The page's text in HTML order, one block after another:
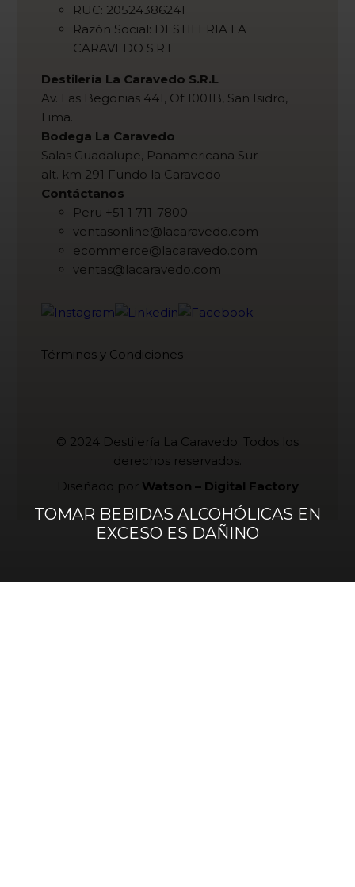
RUC: 20524386241
Razón Social: DESTILERIA LA
CARAVEDO S.R.L
Destilería La Caravedo S.R.L
Av. Las Begonias 441, Of 1001B, San Isidro,
Lima.
Bodega La Caravedo
Salas Guadalupe, Panamericana Sur
alt. km 291 Fundo la Caravedo
Contáctanos
Peru +51 1 711-7800
ventasonline@lacaravedo.com
ecommerce@lacaravedo.com
ventas@lacaravedo.com
Términos y Condiciones
© 2024 Destilería La Caravedo. Todos los
derechos reservados.
Diseñado por Watson – Digital Factory
TOMAR BEBIDAS ALCOHÓLICAS EN
EXCESO ES DAÑINO